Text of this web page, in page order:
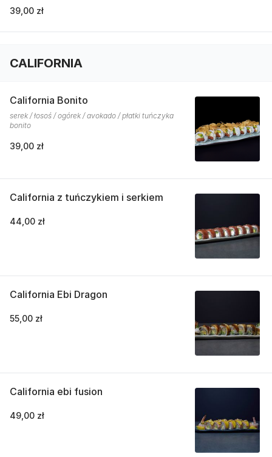
39,00 zł
CALIFORNIA
California Bonito
serek / łosoś / ogórek / avokado / płatki tuńczyka
bonito
39,00 zł
California z tuńczykiem i serkiem
44,00 zł
California Ebi Dragon
55,00 zł
California ebi fusion
49,00 zł